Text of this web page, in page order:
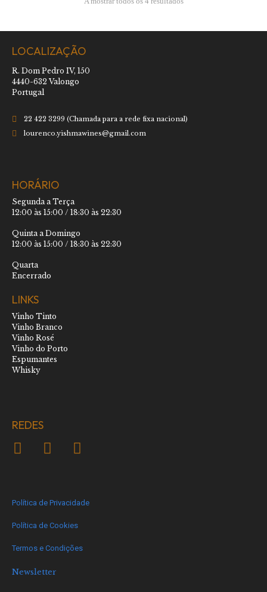
LOCALIZAÇÃO
R. Dom Pedro IV, 150
4440-632 Valongo
Portugal
22 422 3299 (Chamada para a rede fixa nacional)
lourenco.yishmawines@gmail.com
HORÁRIO
Segunda a Terça
12:00 às 15:00 / 18:30 às 22:30
Quinta a Domingo
12:00 às 15:00 / 18:30 às 22:30
Quarta
Encerrado
LINKS
Vinho Tinto
Vinho Branco
Vinho Rosé
Vinho do Porto
Espumantes
Whisky
REDES
Política de Privacidade
Política de Cookies
Termos e Condições
Newsletter